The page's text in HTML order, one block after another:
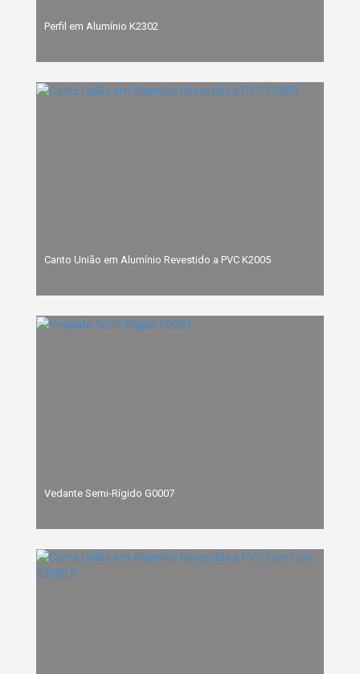
Perfil em Alumínio K2302
Canto União em Alumínio Revestido a PVC K2005
Vedante Semi-Rígido G0007